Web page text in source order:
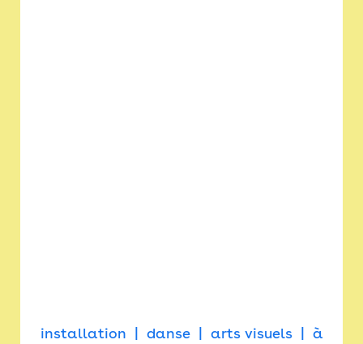
installation danse arts visuels
à